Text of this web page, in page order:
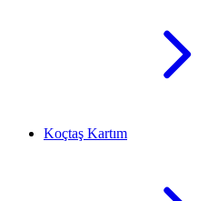
Koçtaş Kartım